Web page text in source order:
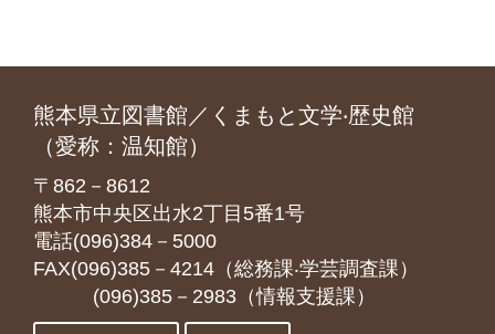
熊本県立図書館／くまもと文学‧歴史館
（愛称：温知館）
〒862－8612
熊本市中央区出水2丁目5番1号
電話(096)384－5000
FAX(096)385－4214（総務課‧学芸調査課）
(096)385－2983（情報支援課）